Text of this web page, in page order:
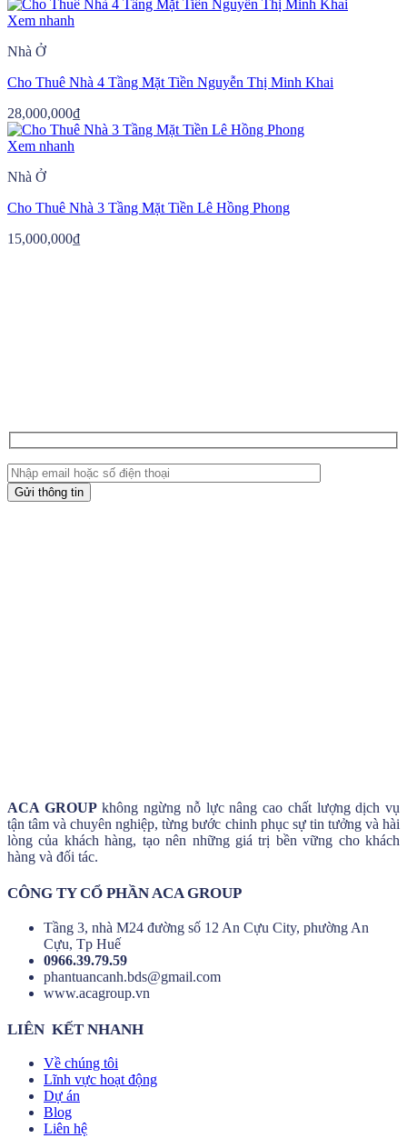
Xem nhanh
Nhà Ở
Cho Thuê Nhà 4 Tầng Mặt Tiền Nguyễn Thị Minh Khai
28,000,000₫
Xem nhanh
Nhà Ở
Cho Thuê Nhà 3 Tầng Mặt Tiền Lê Hồng Phong
15,000,000₫
ACA GROUPkhông ngừng nỗ lực nâng cao chất lượng dịch vụ
tận tâm và chuyên nghiệp, từng bước chinh phục sự tin tưởng và hài
lòng của khách hàng, tạo nên những giá trị bền vững cho khách
hàng và đối tác.
CÔNG TY CỔ PHẦN ACA GROUP
Tầng 3, nhà M24 đường số 12 An Cựu City, phường An
Cựu, Tp Huế
0966.39.79.59
phantuancanh.bds@gmail.com
www.acagroup.vn
LIÊN KẾT NHANH
Về chúng tôi
Lĩnh vực hoạt động
Dự án
Blog
Liên hệ